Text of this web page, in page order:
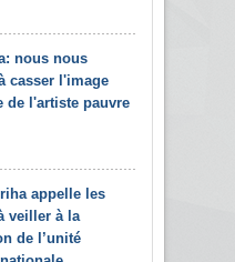
nous nous
casser l'image
de l'artiste pauvre
appelle les
veiller à la
de l’unité